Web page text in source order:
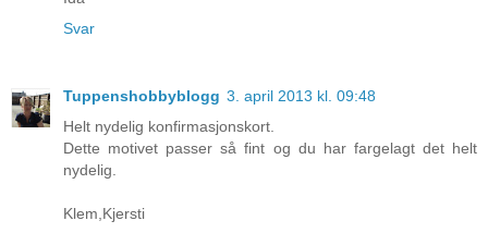
Svar
Tuppenshobbyblogg 3. april 2013 kl. 09:48
Helt nydelig konfirmasjonskort.
Dette motivet passer så fint og du har fargelagt det helt
nydelig.
Klem,Kjersti